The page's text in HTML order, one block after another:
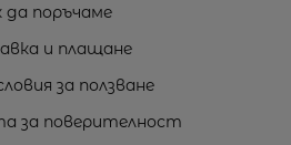
да поръчаме
и плащане
за ползване
за поверителност